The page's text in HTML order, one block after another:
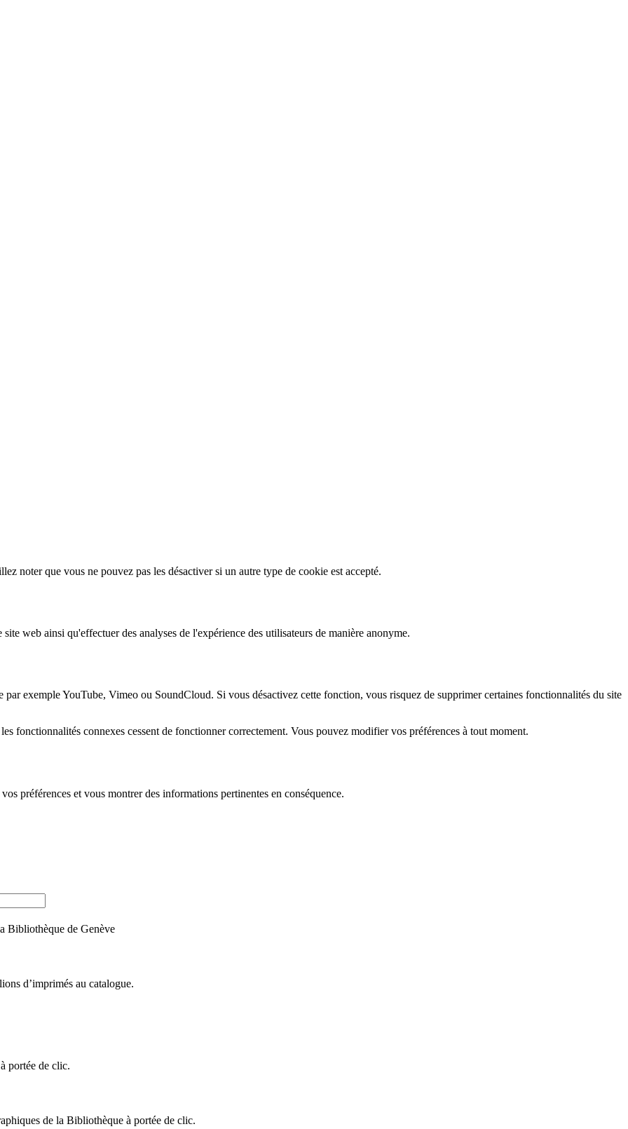
noter que vous ne pouvez pas les désactiver si un autre type de cookie est accepté.
web ainsi qu'effectuer des analyses de l'expérience des utilisateurs de manière anonyme.
exemple YouTube, Vimeo ou SoundCloud. Si vous désactivez cette fonction, vous risquez de supprimer certaines fonctionnalités du site
fonctionnalités connexes cessent de fonctionner correctement. Vous pouvez modifier vos préférences à tout moment.
préférences et vous montrer des informations pertinentes en conséquence.
Bibliothèque de Genève
d’imprimés au catalogue.
portée de clic.
de la Bibliothèque à portée de clic.